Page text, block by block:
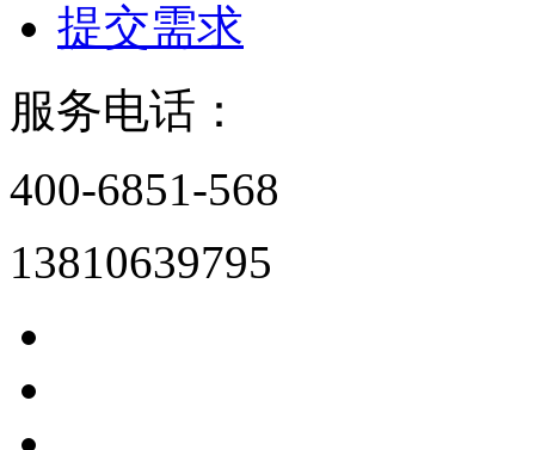
提交需求
服务电话：
400-6851-568
13810639795